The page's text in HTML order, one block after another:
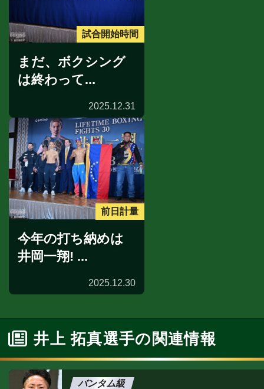
試合開始時間
まだ、ボクシング
は終わって...
2025.12.31
前日計量
今年の打ち納めは
井岡一翔! ...
2025.12.30
井上 拓真選手の関連情報
バンタム級